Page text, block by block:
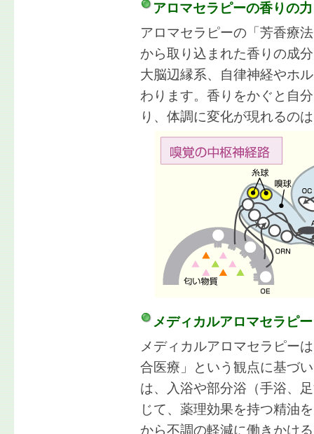
アロマセラピーの香りの力
アロマセラピーの「芳香療
から取り込まれた香りの成
大脳辺縁系、自律神経やホ
わります。香りをかぐと自
り、体調に変化が現れるの
メディカルアロマセラピ
メディカルアロマセラピー
合医療」という観点に基づ
は、入浴や部分浴（手浴、
じて、薬理効果を持つ精油
から不調の軽減に働きかけ